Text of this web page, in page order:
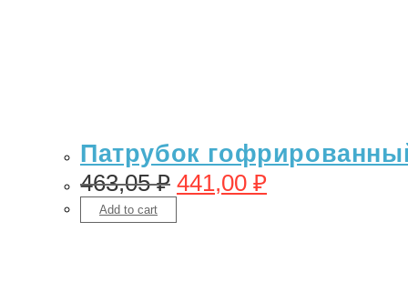
Патрубок
463,05₽ 441,00 ₽
Add to cart